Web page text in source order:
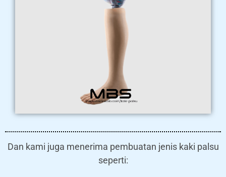
Dan kami juga menerima pembuatan jenis kaki palsu
seperti: